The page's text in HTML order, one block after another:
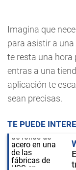
Imagina que
para asistir a
te resta una hora
entras a una
aplicación te
sean precisas.
TE PUEDE